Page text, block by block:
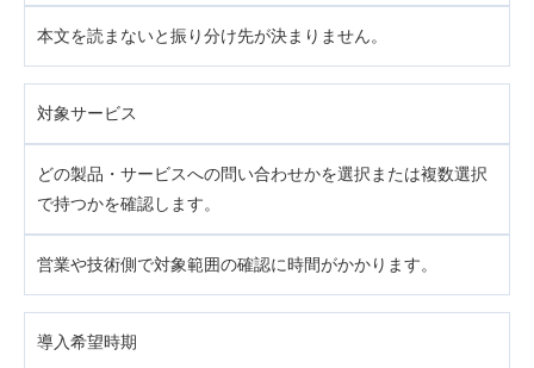
本文を読まないと振り分け先が決まりません。
対象サービス
どの製品・サービスへの問い合わせかを選択または複数選択
で持つかを確認します。
営業や技術側で対象範囲の確認に時間がかかります。
導入希望時期